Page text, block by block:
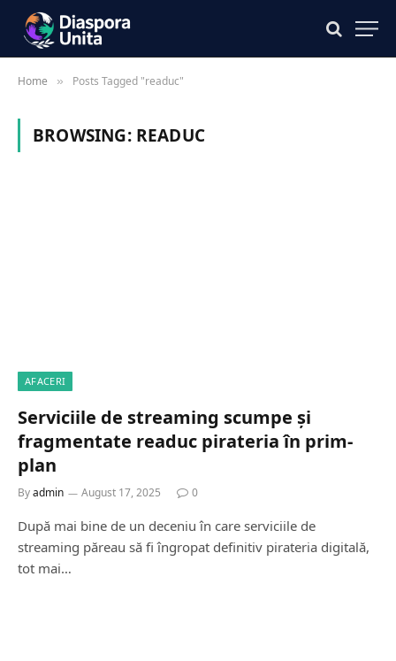
Home » Posts Tagged "readuc"
BROWSING: READUC
AFACERI
Serviciile de streaming scumpe și
fragmentate readuc pirateria în prim-
plan
Byadmin August 17, 2025 0
După mai bine de un deceniu în care serviciile de
streaming păreau să fi îngropat definitiv pirateria digitală,
tot mai…